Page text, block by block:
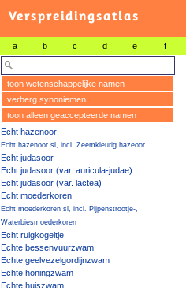
Verspreidingsatlas
a b c d e f
toon wetenschappelijke namen
verberg synoniemen
toon alleen geaccepteerde namen
Echt hazenoor
Echt hazenoor sl, incl. Zeemkleurig hazeoor
Echt judasoor
Echt judasoor (var. auricula-judae)
Echt judasoor (var. lactea)
Echt moederkoren
Echt moederkoren sl, incl. Pijpenstrootje-,
Waterbiesmoederkoren
Echt ruigkogeltje
Echte bessenvuurzwam
Echte geelvezelgordijnzwam
Echte honingzwam
Echte huiszwam